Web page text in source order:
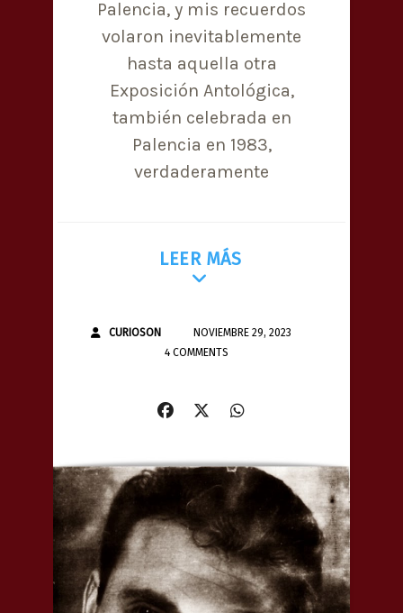
Palencia, y mis recuerdos
volaron inevitablemente
hasta aquella otra
Exposición Antológica,
también celebrada en
Palencia en 1983,
verdaderamente
LEER MÁS
CURIOSON
NOVIEMBRE 29, 2023
4 COMMENTS